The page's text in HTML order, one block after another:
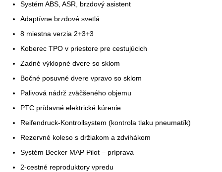
Systém ABS, ASR, brzdový asistent
Adaptívne brzdové svetlá
8 miestna verzia 2+3+3
Koberec TPO v priestore pre cestujúcich
Zadné výklopné dvere so sklom
Bočné posuvné dvere vpravo so sklom
Palivová nádrž zväčšeného objemu
PTC prídavné elektrické kúrenie
Reifendruck-Kontrollsystem (kontrola tlaku pneumatík)
Rezervné koleso s držiakom a zdvihákom
Systém Becker MAP Pilot – príprava
2-cestné reproduktory vpredu